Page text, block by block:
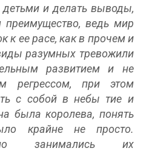
и делать выводы,
преимущество, ведь мир
к ее расе, как в прочем и
разумных тревожили
развитием
и не
регрессом, при этом
с собой в небы тие и
была королева, понять
крайне не просто.
занимались их